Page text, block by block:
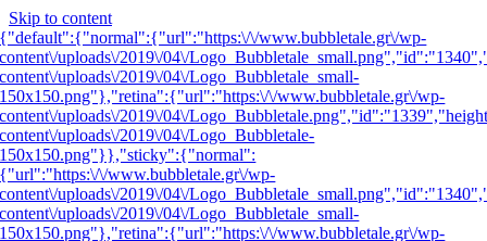
Skip to content
{"default":{"normal":{"url":"https:\/\/www.bubbletale.gr\/wp-
content\/uploads\/2019\/04\/
content\/uploads\/2019\/04\/Logo_Bubbletale_small-
150x150.png"},"retina":{"url":"https:\/\/www.bubbletale.gr\/wp-
content\/uploads\/2019\/04\/
content\/uploads\/2019\/04\/Logo_Bubbletale-
150x150.png"}},"sticky":{"normal":
{"url":"https:\/\/www.bubbletale.gr\/wp-
content\/uploads\/2019\/04\/
content\/uploads\/2019\/04\/Logo_Bubbletale_small-
150x150.png"},"retina":{"url":"https:\/\/www.bubbletale.gr\/wp-